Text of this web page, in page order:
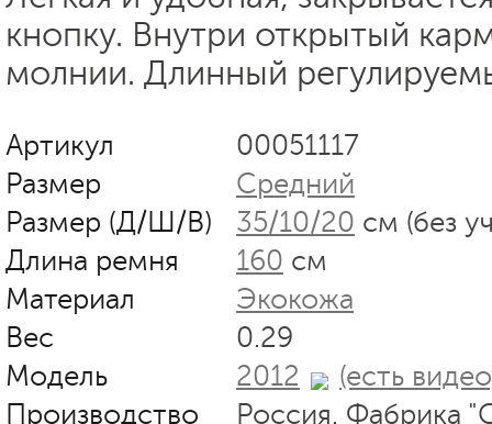
кнопку. Внутри открытый
молнии. Длинный
Артикул
00051117
Размер
Средний
Размер (Д/Ш/В)
35/10/20 см (без
Длина ремня
160 см
Материал
Экокожа
Вес
0.29
Модель
2012
(есть
Производство
Россия. Фабрика